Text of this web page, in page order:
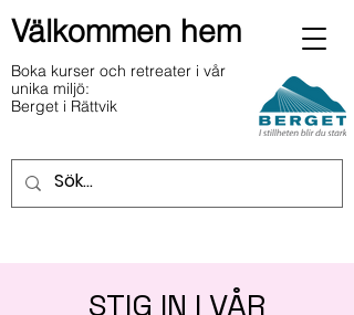
Välkommen hem
Boka kurser och retreater i vår
unika miljö:
Berget i Rättvik
STIG IN I VÅR